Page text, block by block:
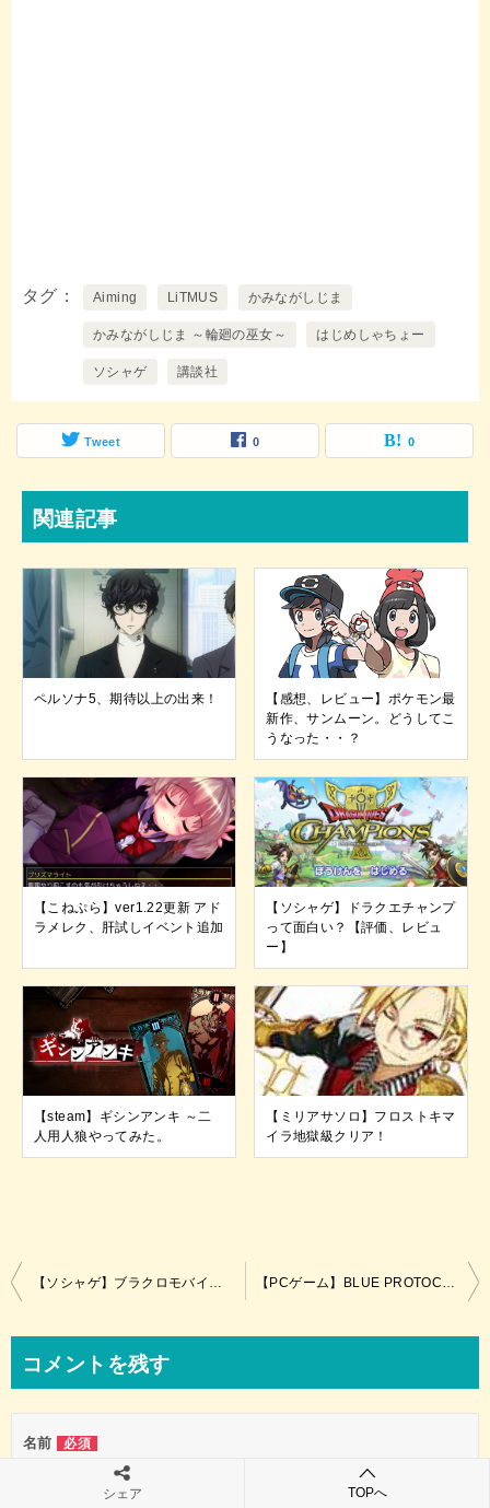
タグ Aiming LiTMUS かみながしじま
かみながしじま ～輪廻の巫女～ はじめしゃちょー
ソシャゲ 講談社
Tweet 0 0
関連記事
ペルソナ5、期待以上の出来！
【感想、レビュー】ポケモン最
新作、サンムーン。どうしてこ
うなった・・？
【こねぷら】ver1.22更新 アド
ラメレク、肝試しイベント追加
【ソシャゲ】ドラクエチャンプ
って面白い？【評価、レビュ
ー】
【steam】ギシンアンキ ～二
人用人狼やってみた。
【ミリアサソロ】フロストキマ
イラ地獄級クリア！
投
ビ
ゲ
ー
【ソシャゲ】ブラクロモバイルって面白い？【評価、レビュー】 【PCゲーム】BLUE PROTOCOL(ブループロトコル)って面白い？【評価、レビュー】
コメントを残す
名前 必須
シェア TOPへ